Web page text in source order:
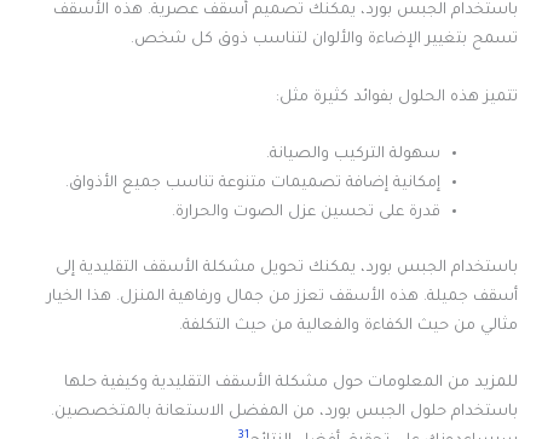
باستخدام الجبس بورد، يمكنك تصميم أسقف عصرية. هذه الأسقف
تسمح بتغيير الإضاءة والألوان لتناسب ذوق كل شخص.
تتميز هذه الحلول بفوائد كثيرة مثل:
سهولة التركيب والصيانة.
إمكانية إضافة تصميمات متنوعة تناسب جميع الأذواق.
قدرة على تحسين عزل الصوت والحرارة.
باستخدام الجبس بورد، يمكنك تحويل مشكلة الأسقف التقليدية إلى
أسقف جميلة. هذه الأسقف تعزز من جمال ورفاهية المنزل. هذا الخيار
مثالي من حيث الكفاءة والفعالية من حيث التكلفة.
للمزيد من المعلومات حول مشكلة الأسقف التقليدية وكيفية حلها
باستخدام حلول الجبس بورد، من المفضل الاستعانة بالمتخصصين.
31